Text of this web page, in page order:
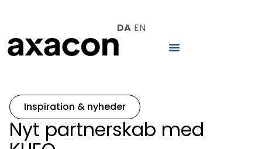
DA EN
Inspiration & nyheder
Nyt partnerskab med